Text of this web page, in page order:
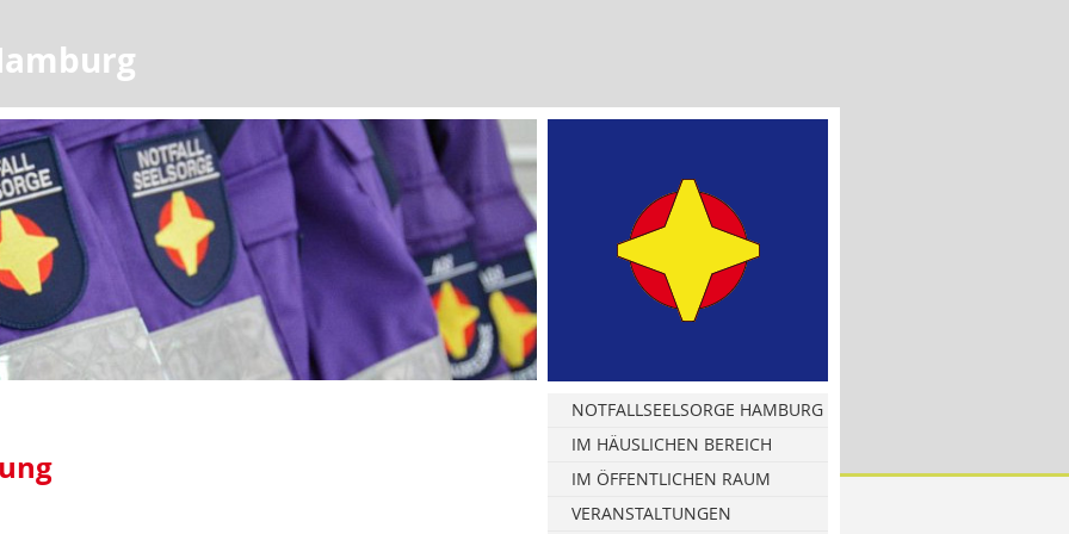
NOTFALLSEELSORGE HAMBURG
Informationsmaterial
IM HÄUSLICHEN BEREICH
Hamburg West
Hamburg Ost
IM ÖFFENTLICHEN RAUM
Leitungsgruppe NFS
VERANSTALTUNGEN